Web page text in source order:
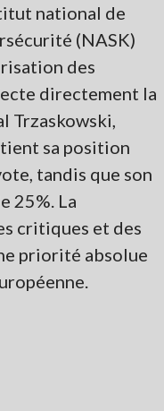
national de
(NASK)
des
directement la
Trzaskowski,
sa position
tandis que son
25%. La
critiques et des
priorité absolue